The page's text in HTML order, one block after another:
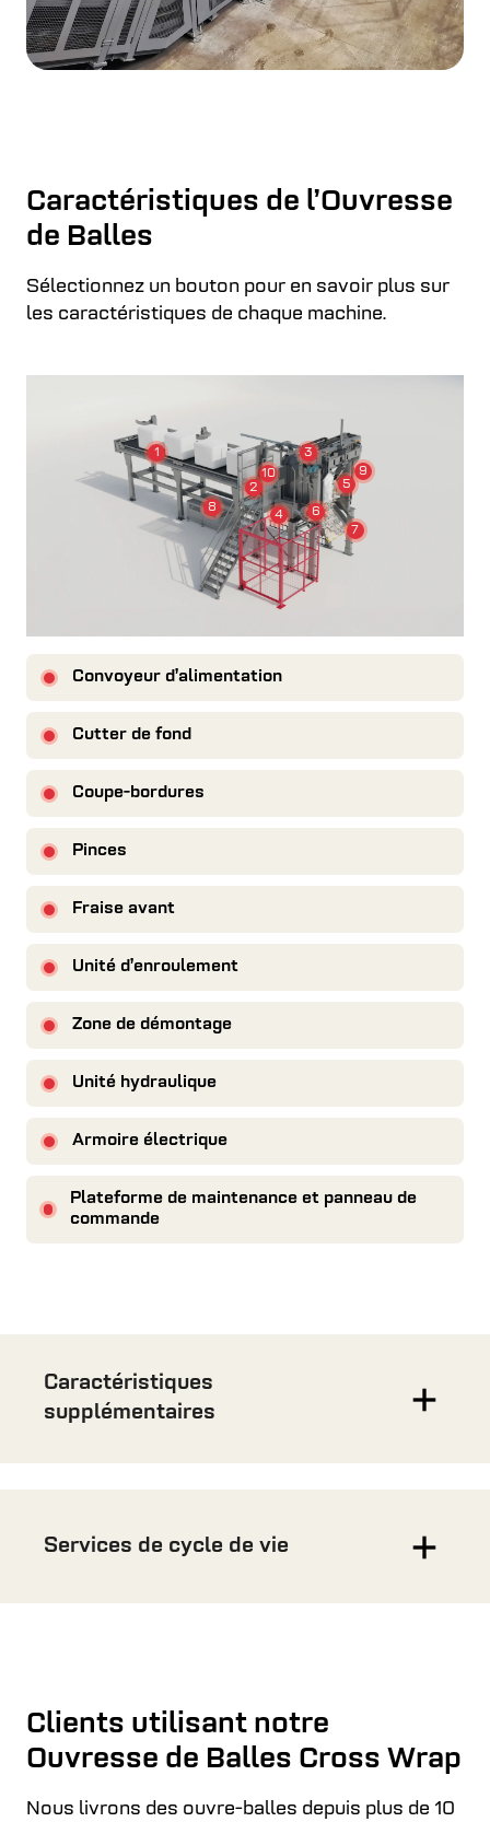
Caractéristiques de l’Ouvresse
de Balles
Sélectionnez un bouton pour en savoir plus sur
les caractéristiques de chaque machine.
1
2
3
4
5
6
7
8
9
10
Convoyeur d’alimentation
Cutter de fond
Coupe-bordures
Pinces
Fraise avant
Unité d’enroulement
Zone de démontage
Unité hydraulique
Armoire électrique
Plateforme de maintenance et panneau de
commande
Caractéristiques
supplémentaires
Services de cycle de vie
Services
Clients utilisant notre
Ouvresse de Balles Cross Wrap
Nous livrons des ouvre-balles depuis plus de 10